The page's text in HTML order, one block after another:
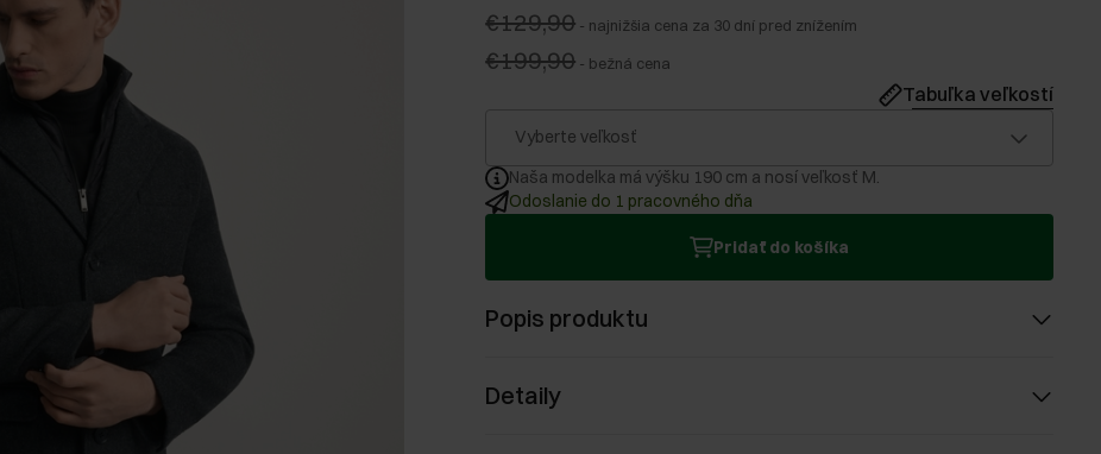
€129,90 - najnižšia cena za 30 dní pred znížením
€199,90 - bežná cena
Tabuľka veľkostí
Vyberte veľkosť
Naša modelka má výšku 190 cm a nosí veľkosť M.
Odoslanie do 1 pracovného dňa
Pridať do košíka
Popis produktu
Detaily